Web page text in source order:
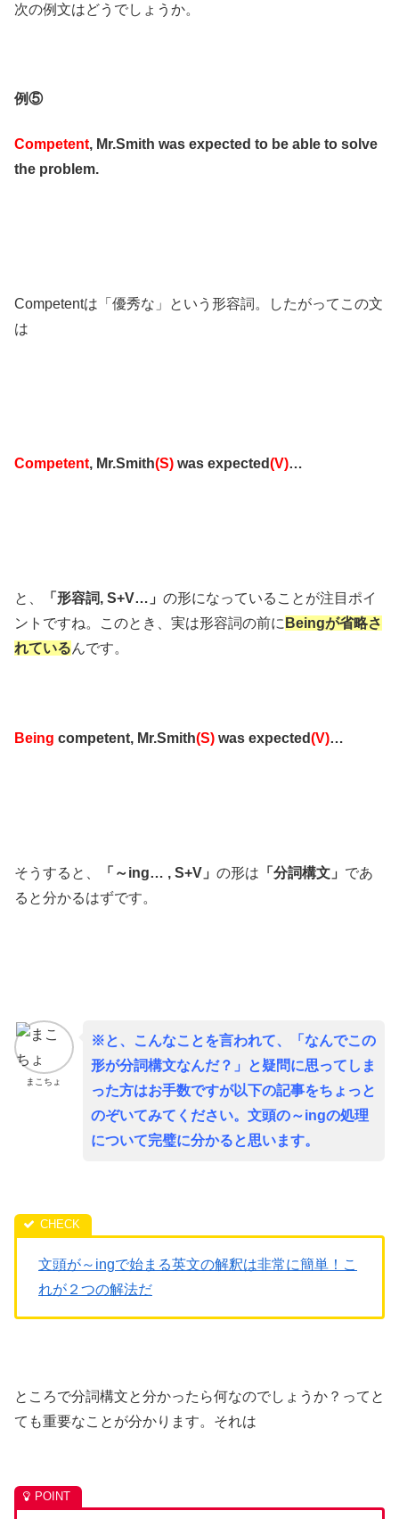
次の例文はどうでしょうか。
例⑤
Competent, Mr.Smith was expected to be able to solve
the problem.
Competentは「優秀な」という形容詞。したがってこの文
は
Competent, Mr.Smith(S) was expected(V)…
と、 「形容詞, S+V…」 の形になっていることが注目ポイ
ントですね。このとき、実は形容詞の前に Beingが省略さ
れているんです。
Being competent, Mr.Smith(S) was expected(V)…
そうすると、 「～ing… , S+V」 の形は 「分詞構文」 であ
ると分かるはずです。
まこちょ
※と、こんなことを言われて、「なんでこの
形が分詞構文なんだ？」と疑問に思ってしま
った方はお手数ですが以下の記事をちょっと
のぞいてみてください。文頭の～ingの処理
について完璧に分かると思います。
文頭が～ingで始まる英文の解釈は非常に簡単！こ
れが２つの解法だ
ところで分詞構文と分かったら何なのでしょうか？ってと
ても重要なことが分かります。それは